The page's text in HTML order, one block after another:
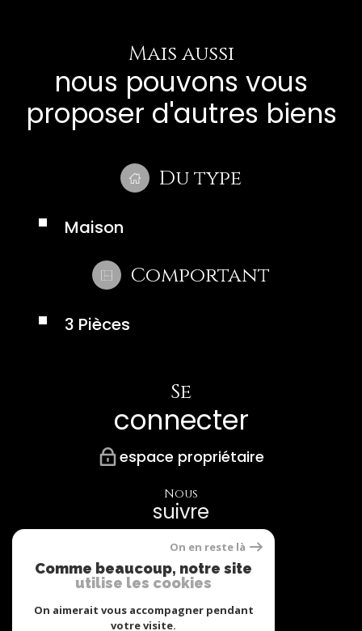
Mais aussi
nous pouvons vous
proposer d'autres biens
Du type
Maison
Comportant
3 Pièces
Se
connecter
espace propriétaire
Nous
suivre
Nos
Partenaires
On en reste là
Comme beaucoup, notre site
utilise les cookies
On aimerait vous accompagner pendant
votre visite.